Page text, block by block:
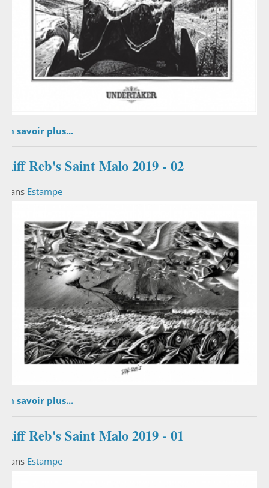
En savoir plus...
Riff Reb's Saint Malo 2019 - 02
Dans Estampe
En savoir plus...
Riff Reb's Saint Malo 2019 - 01
Dans Estampe